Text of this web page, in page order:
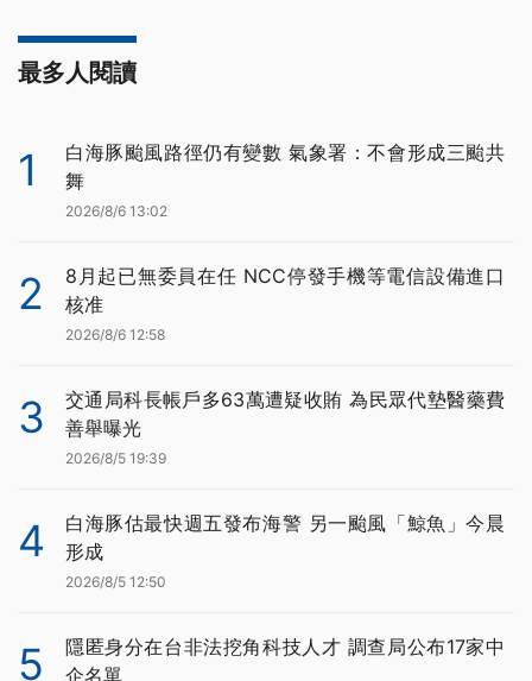
最多人閱讀
1
白海豚颱風路徑仍有變數 氣象署：不會形成三颱共
舞
2026/8/6 13:02
2
8月起已無委員在任 NCC停發手機等電信設備進口
核准
2026/8/6 12:58
3
交通局科長帳戶多63萬遭疑收賄 為民眾代墊醫藥費
善舉曝光
2026/8/5 19:39
4
白海豚估最快週五發布海警 另一颱風「鯨魚」今晨
形成
2026/8/5 12:50
5
隱匿身分在台非法挖角科技人才 調查局公布17家中
企名單